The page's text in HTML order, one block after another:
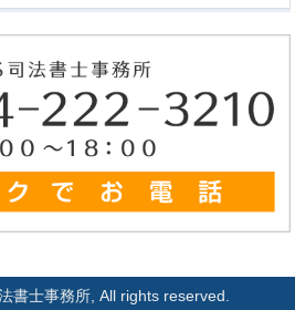
書士事務所, All rights reserved.